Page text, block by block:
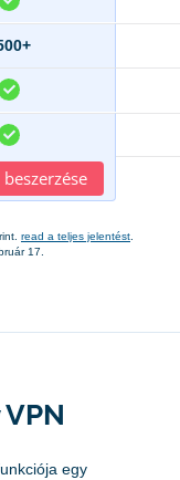
read a teljes jelentést
17.
egy